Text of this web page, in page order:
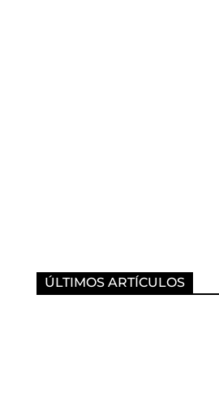
ÚLTIMOS ARTÍCULOS